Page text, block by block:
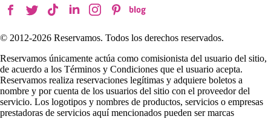
© 2012-2026 Reservamos. Todos los derechos reservados.
Reservamos únicamente actúa como comisionista del usuario del sitio,
de acuerdo a los Términos y Condiciones que el usuario acepta.
Reservamos realiza reservaciones legítimas y adquiere boletos a
nombre y por cuenta de los usuarios del sitio con el proveedor del
servicio. Los logotipos y nombres de productos, servicios o empresas
prestadoras de servicios aquí mencionados pueden ser marcas